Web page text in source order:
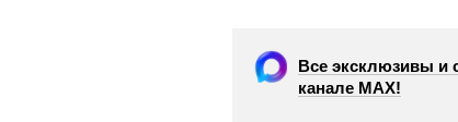
Все эксклюзивы и
канале МАХ!